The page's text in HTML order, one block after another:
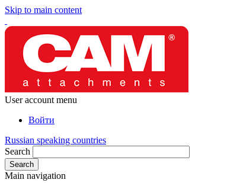
Skip to main content
User account menu
Войти
Russian speaking countries
Search
Main navigation